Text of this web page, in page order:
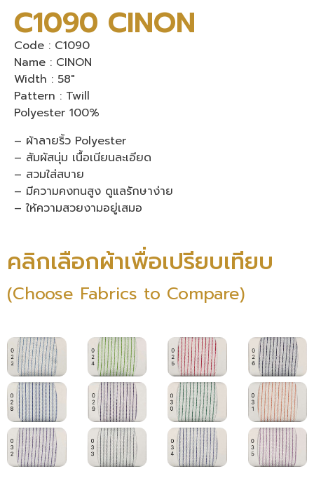
C1090 CINON
Code : C1090
Name : CINON
Width : 58″
Pattern : Twill
Polyester 100%
– ผ้าลายริ้ว Polyester
– สัมผัสนุ่ม เนื้อเนียนละเอียด
– สวมใส่สบาย
– มีความคงทนสูง ดูแลรักษาง่าย
– ให้ความสวยงามอยู่เสมอ
คลิกเลือกผ้าเพื่อเปรียบเทียบ
(Choose Fabrics to Compare)